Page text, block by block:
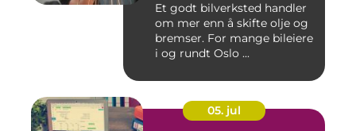
Et godt bilverksted handler
om mer enn å skifte olje og
bremser. For mange bileiere
i og rundt Oslo ...
05. jul